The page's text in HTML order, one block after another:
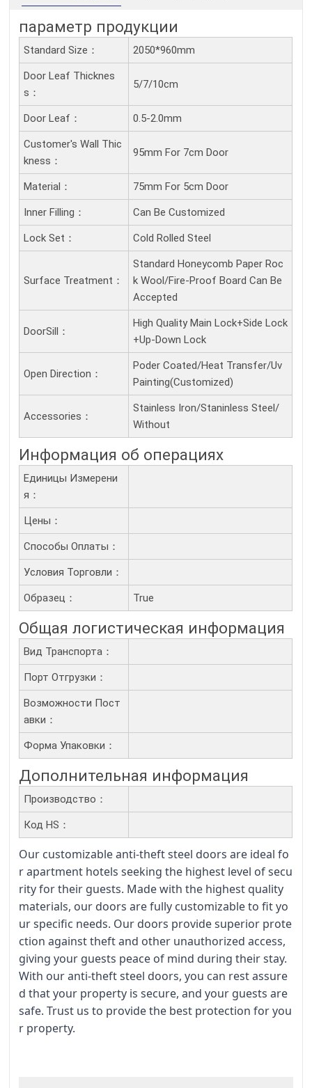
параметр продукции
Standard Size： 2050*960mm
Door Leaf Thicknes
S：
5/7/10cm
Door Leaf： 0.5-2.0mm
Customer's Wall Thic
Kness：
95mm For 7cm Door
Material： 75mm For 5cm Door
Inner Filling： Can Be Customized
Lock Set： Cold Rolled Steel
Surface Treatment：
Standard Honeycomb Paper Roc
k Wool/Fire-Proof Board Can Be
Accepted
DoorSill：
High Quality Main Lock+Side Lock
+Up-Down Lock
Open Direction：
Poder Coated/Heat Transfer/Uv
Painting(Customized)
Accessories：
Stainless Iron/Staninless Steel/
Without
Информация об операциях
Единицы Измерени
Я：
Цены：
Способы Оплаты：
Условия Торговли：
Образец： True
Общая логистическая информация
Вид Транспорта：
Порт Отгрузки：
Возможности Пост
Авки：
Форма Упаковки：
Дополнительная информация
Производство：
Код HS：
Our customizable anti-theft steel doors are ideal fo
r apartment hotels seeking the highest level of secu
rity for their guests. Made with the highest quality
materials, our doors are fully customizable to fit yo
ur specific needs. Our doors provide superior prote
ction against theft and other unauthorized access,
giving your guests peace of mind during their stay.
With our anti-theft steel doors, you can rest assure
d that your property is secure, and your guests are
safe. Trust us to provide the best protection for you
r property.